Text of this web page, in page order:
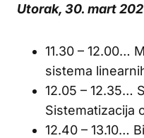
Utorak, 30. mart
11.30 – 12.00…
sistema
12.05 – 12.35…
Sistematizacija
12.40 – 13.10…